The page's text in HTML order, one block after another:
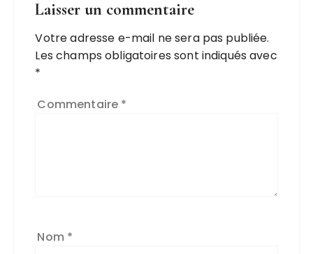
Laisser un commentaire
Votre adresse e-mail ne sera pas publiée.
Les champs obligatoires sont indiqués avec
*
Commentaire *
Nom *